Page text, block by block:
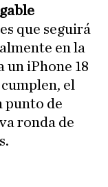
que seguirá
en la
un iPhone 18
el
punto de
ronda de